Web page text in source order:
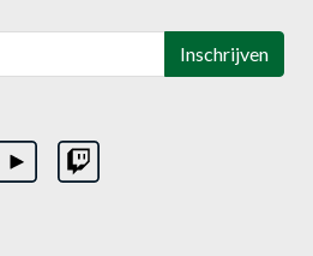
Inschrijven